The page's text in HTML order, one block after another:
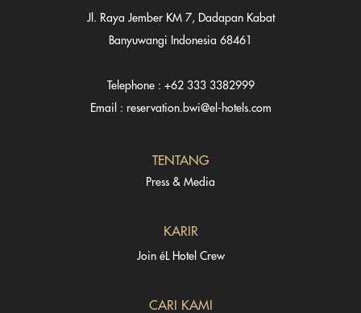
Jl. Raya Jember KM 7, Dadapan Kabat
Banyuwangi Indonesia 68461
Telephone : +62 333 3382999
Email : reservation.bwi@el-hotels.com
TENTANG
Press & Media
KARIR
Join éL Hotel Crew
CARI KAMI